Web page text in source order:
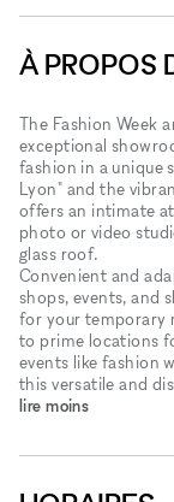
À PROPOS
The Fashion Week
exceptional
fashion in a unique
Lyon" and the
offers an intimate
photo or video
glass roof.
Convenient and
shops, events, and
for your temporary
to prime locations
events like fashion
this versatile and
lire moins